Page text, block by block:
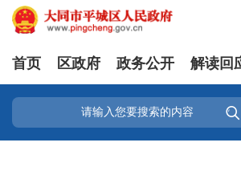
首页 区政府 政务公开 解读回
